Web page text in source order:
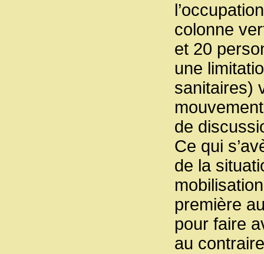
colonne
et 20
une
sanitaires)
de
Ce qui
de la
première
pour faire
au